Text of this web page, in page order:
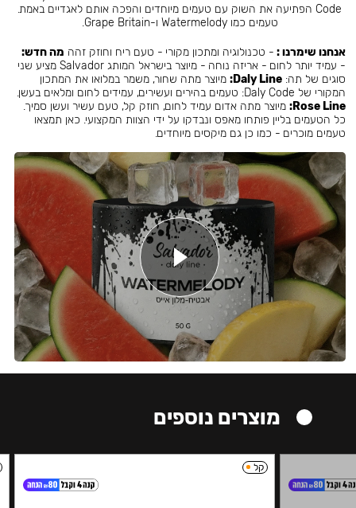
Code הפתיעה את השוק עם טעמים מיוחדים והפכה אותם לאגדיים באמת.
טעמים כמו Watermelody ו-Grape Britain.
אנחנו שימרנו : - טכנולוגיה ומתכון מקורי - טעם ריח וחוזק זהה מה חדש:
- עמיד יותר לחום - אריזה נוחה - מיוצר בישראל המותג Salvador מציע שני
סוגים של תה:Daly Line: מיוצר מתה שחור, משמר במלואו את המתכון
המקורי של Daly Code: טעמים בהירים ועשירים, עמידים לחום ומלאים בעשן.
Rose Line: מיוצר מתה אדום עמיד לחום, חוזק קל, טעם עשיר ועשן סמיך.
כל הטעמים בליין פותחו מאפס ונבדקו על ידי הצוות המקצועי. כאן תמצאו
טעמים מוכרים - כמו כן גם מיקסים מיוחדים.
מוצרים נוספים
קל